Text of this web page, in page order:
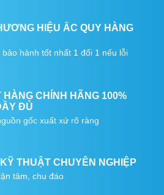
HIỆU ẮC QUY HÀNG
hành tốt nhất 1 đổi 1 nếu lỗi
HÀNG CHÍNH HÃNG 100%
ĐỦ
gốc xuất xứ rõ ràng
THUẬT CHUYÊN NGHIỆP
tâm, chu đáo